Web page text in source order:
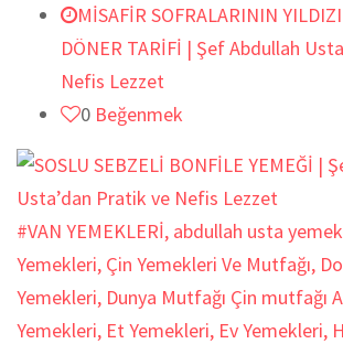
MİSAFİR SOFRALARININ
DÖNER TARİFİ | Şef Abdullah
Nefis Lezzet
0 Beğenmek
#VAN YEMEKLERİ, abdullah usta
Yemekleri, Çin Yemekleri Ve Mutfağı,
Yemekleri, Dunya Mutfağı Çin mutfağı
Yemekleri, Et Yemekleri, Ev Yemekleri,